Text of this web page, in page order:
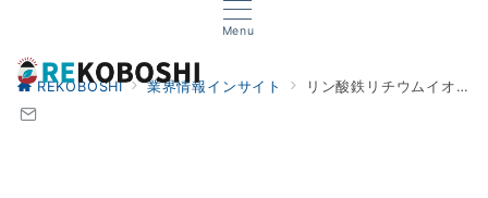
Menu
REKOBOSHI 業界情報インサイト リン酸鉄リチウムイオン電池